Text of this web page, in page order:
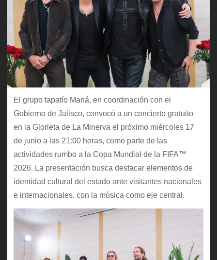
El grupo tapatío Maná, en coordinación con el
Gobierno de Jalisco, convocó a un concierto gratuito
en la Glorieta de La Minerva el próximo miércoles 17
de junio a las 21:00 horas, como parte de las
actividades rumbo a la Copa Mundial de la FIFA™
2026. La presentación busca destacar elementos de
identidad cultural del estado ante visitantes nacionales
e internacionales, con la música como eje central.